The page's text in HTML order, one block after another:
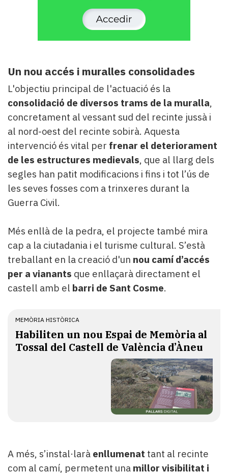
Un nou accés i muralles consolidades
L'objectiu principal de l'actuació és la
consolidació de diversos trams de la muralla,
concretament al vessant sud del recinte jussà i
al nord-oest del recinte sobirà. Aquesta
intervenció és vital per frenar el deteriorament
de les estructures medievals, que al llarg dels
segles han patit modificacions i fins i tot l’ús de
les seves fosses com a trinxeres durant la
Guerra Civil.
Més enllà de la pedra, el projecte també mira
cap a la ciutadania i el turisme cultural. S’està
treballant en la creació d'un nou camí d’accés
per a vianants que enllaçarà directament el
castell amb el barri de Sant Cosme.
MEMÒRIA HISTÒRICA
Habiliten un nou Espai de Memòria al
Tossal del Castell de València d’Àneu
A més, s’instal·larà enllumenat tant al recinte
com al camí, permetent una millor visibilitat i